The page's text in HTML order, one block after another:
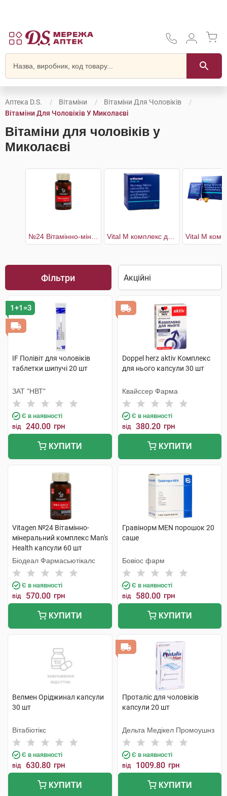
Аптека D.S. Вітаміни
Вітаміни Для Чоловіків
Вітаміни Для Чоловіків У Миколаєві
Вітаміни для чоловіків у
Миколаєві
Фільтри
1+1=3
IF Полівіт для чоловіків
таблетки шипучі 20 шт
ЗАТ "НВТ"
Є в наявності
від 240.00 грн
КУПИТИ
Doppel herz aktiv Комплекс
для нього капсули 30 шт
Квайссер Фарма
Є в наявності
від 380.20 грн
КУПИТИ
Vitagen №24 Вітамінно-
мінеральний комплекс Man's
Health капсули 60 шт
Біодеал Фармасьютікалс
Є в наявності
від 570.00 грн
КУПИТИ
Гравінорм MEN порошок 20
саше
Бовіос фарм
Є в наявності
від 580.00 грн
КУПИТИ
Велмен Оріджинал капсули
30 шт
Вітабіотікс
Є в наявності
від 630.80 грн
КУПИТИ
Проталіс для чоловіків
капсули 20 шт
Дельта Медікел Промоушнз
Є в наявності
від 1009.80 грн
КУПИТИ